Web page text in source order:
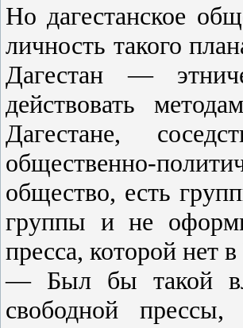
Но дагестанское
личность такого
Дагестан —
действовать
Дагестане,
общественно-
общество, есть
группы и не
пресса, которой нет
— Был бы такой
свободной